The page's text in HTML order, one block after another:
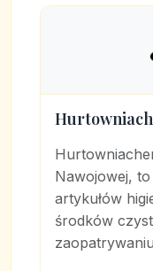
Nawojowej,
artykułów
środków